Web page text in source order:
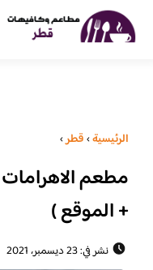
الرئيسية›قطر›
مطعم الاهرامات
+ الموقع )
نشر في: 23 ديسمبر، 2021